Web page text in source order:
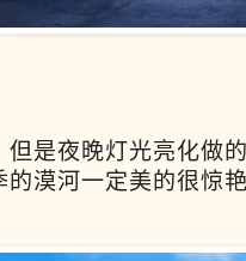
但是夜晚灯光亮化做
的漠河一定美的很惊